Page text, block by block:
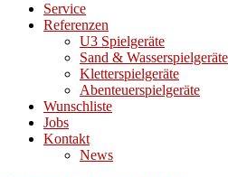
Service
Referenzen
U3 Spielgeräte
Sand & Wasserspielgeräte
Kletterspielgeräte
Abenteuerspielgeräte
Wunschliste
Jobs
Kontakt
News